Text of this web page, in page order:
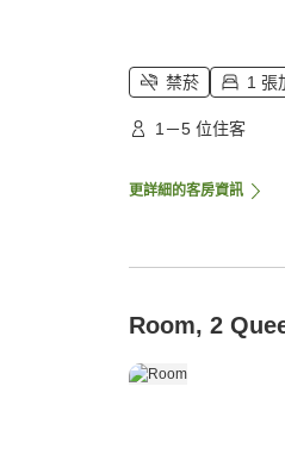
禁菸 1 張
1－5 位住客
更詳細的客房資訊
Room, 2